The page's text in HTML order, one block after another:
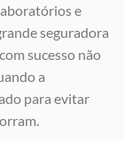
e
seguradora
sucesso não
a
para evitar